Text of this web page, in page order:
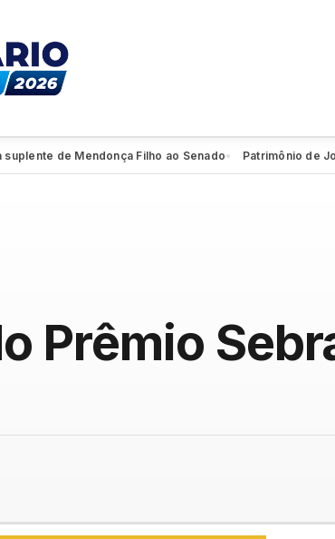
de Mendonça Filho ao Senado● Patrimônio de João
Prêmio